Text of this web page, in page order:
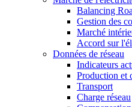
Balancing
Gestion des
Marché
Accord sur
Données de réseau
Indicateurs
Production et
Transport
Charge réseau